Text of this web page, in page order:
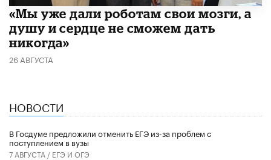
«Мы уже дали роботам свои мозги, а
душу и сердце не сможем дать
никогда»
26 АВГУСТА
НОВОСТИ
В Госдуме предложили отменить ЕГЭ из-за проблем с
поступлением в вузы
7 АВГУСТА / ЕГЭ И ОГЭ